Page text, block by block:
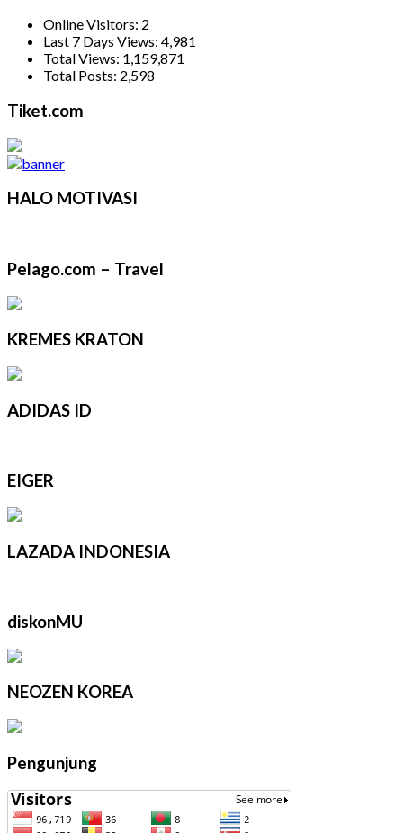
Online Visitors: 2
Last 7 Days Views: 4,981
Total Views: 1,159,871
Total Posts: 2,598
Tiket.com
HALO MOTIVASI
Pelago.com – Travel
KREMES KRATON
ADIDAS ID
EIGER
LAZADA INDONESIA
diskonMU
NEOZEN KOREA
Pengunjung